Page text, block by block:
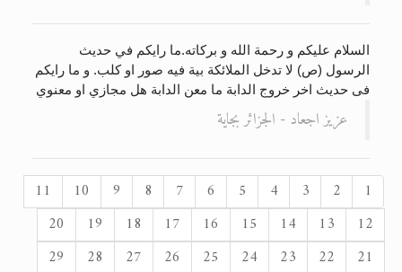
السلام عليكم و رحمة الله و بركاته.ما رايكم في حديث
الرسول (ص) لا تدخل الملائكة بية فيه صور او كلب. و ما رايكم
فى حديث اخر خروج الدابة ما معن الدابة هل مجازي او معنوي
عزيز اجعاد - الجزائر بجاية
1
2
3
4
5
6
7
8
9
10
11
12
13
14
15
16
17
18
19
20
21
22
23
24
25
26
27
28
29